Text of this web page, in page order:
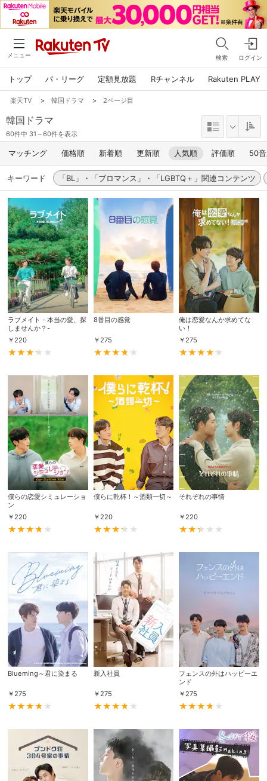
メニュー 検索 ログイン
トップ パ・リーグ 定額見放題 Rチャンネル Rakuten PLAY
楽天TV > 韓国ドラマ > 2ページ目
韓国ドラマ
60件中 31～60件を表示
マッチング 価格順 新着順 更新順 人気順 評価順 50
キーワード 「BL」・「ブロマンス」・「LGBTQ＋」関連コンテンツ
ラブメイト - 本当の愛、探
しませんか？-
￥ 220
8番目の感覚
￥ 275
俺は恋愛なんか求めてな
い！
￥ 275
僕らの恋愛シミュレーショ
ン
￥ 220
僕らに乾杯！～酒類一切～
￥ 220
それぞれの事情
￥ 220
Blueming～君に染まる
￥275
新入社員
￥275
フェンスの外はハッピーエ
ンド
￥275